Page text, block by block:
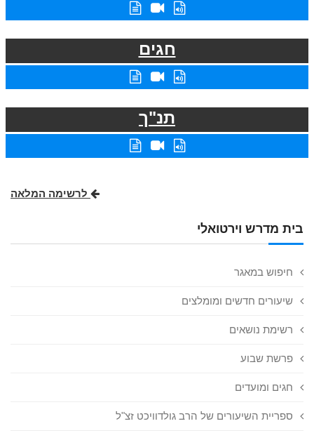
בית מדרש וירטואלי
חיפוש במאגר
שיעורים חדשים ומומלצים
רשימת נושאים
פרשת שבוע
חגים ומועדים
ספריית השיעורים של הרב גולדוויכט זצ"ל
חגים
תנ"ך
לרשימה המלאה